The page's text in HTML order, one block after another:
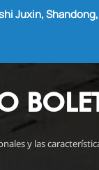
Juxin, Shandong,
y las